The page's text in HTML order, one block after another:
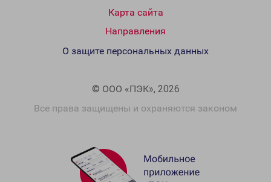
Карта сайта
Направления
© ООО «ПЭК», 2026
Все права защищены и охраняются законом
О защите персональных данных